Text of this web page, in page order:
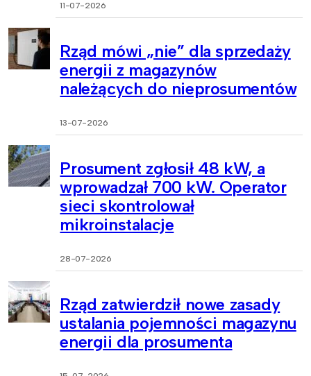
11-07-2026
Rząd mówi „nie” dla sprzedaży
energii z magazynów
należących do nieprosumentów
13-07-2026
Prosument zgłosił 48 kW, a
wprowadzał 700 kW. Operator
sieci skontrolował
mikroinstalacje
28-07-2026
Rząd zatwierdził nowe zasady
ustalania pojemności magazynu
energii dla prosumenta